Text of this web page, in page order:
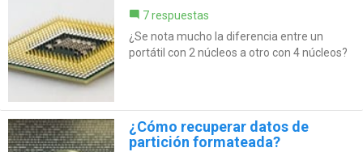
7 respuestas
¿Se nota mucho la diferencia entre un
portátil con 2 núcleos a otro con 4 núcleos?
¿Cómo recuperar datos de
partición formateada?